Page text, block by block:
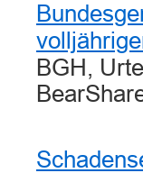
BGH,